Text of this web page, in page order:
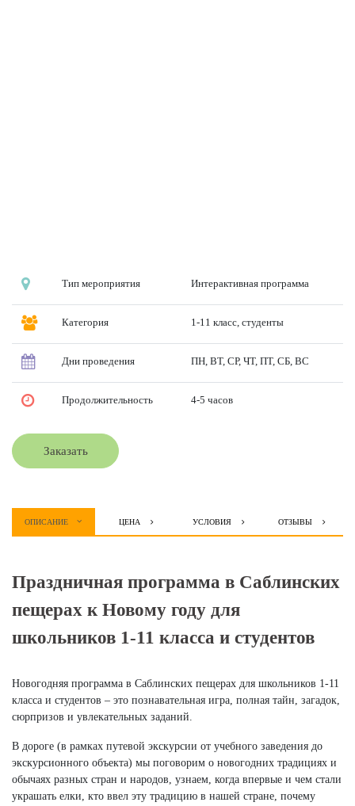
Тип мероприятия Интерактивная программа
Категория 1-11 класс, студенты
Дни проведения ПН, ВТ, СР, ЧТ, ПТ, СБ, ВС
Продолжительность 4-5 часов
Заказать
ОПИСАНИЕ ЦЕНА УСЛОВИЯ ОТЗЫВЫ
Праздничная программа в Саблинских
пещерах к Новому году для
школьников 1-11 класса и студентов
Новогодняя программа в Саблинских пещерах для школьников 1-11
класса и студентов – это познавательная игра, полная тайн, загадок,
сюрпризов и увлекательных заданий.
В дороге (в рамках путевой экскурсии от учебного заведения до
экскурсионного объекта) мы поговорим о новогодних традициях и
обычаях разных стран и народов, узнаем, когда впервые и чем стали
украшать елки, кто ввел эту традицию в нашей стране, почему